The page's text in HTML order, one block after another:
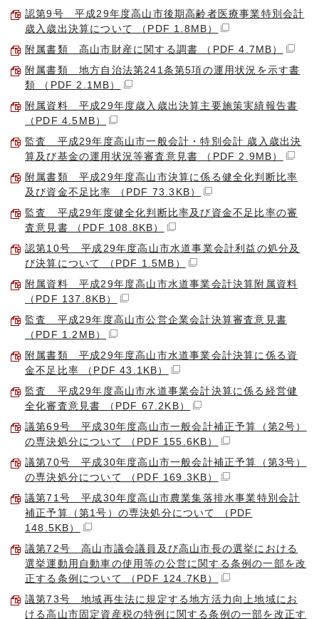
認第9号 平成29年度高山市後期高齢者医療事業特別会計
歳入歳出決算について （PDF 1.8MB）
附属書類 高山市財産に関する調書 （PDF 4.7MB）
附属書類 地方自治法第241条第5項の運用状況を示す書
類 （PDF 2.1MB）
附属資料 平成29年度歳入歳出決算主要施策実績報告書
（PDF 4.5MB）
監査 平成29年度高山市一般会計・特別会計 歳入歳出決
算及び基金の運用状況等審査意見書 （PDF 2.9MB）
附属書類 平成29年度高山市決算に係る健全化判断比率
及び資金不足比率 （PDF 73.3KB）
監査 平成29年度健全化判断比率及び資金不足比率の審
査意見書 （PDF 108.8KB）
認第10号 平成29年度高山市水道事業会計利益の処分及
び決算について （PDF 1.5MB）
附属資料 平成29年度高山市水道事業会計決算附属資料
（PDF 137.8KB）
監査 平成29年度高山市公営企業会計決算審査意見書
（PDF 1.2MB）
附属書類 平成29年度高山市水道事業会計決算に係る資
金不足比率 （PDF 43.1KB）
監査 平成29年度高山市水道事業会計決算に係る経営健
全化審査意見書 （PDF 67.2KB）
議第69号 平成30年度高山市一般会計補正予算（第2号）
の専決処分について （PDF 155.6KB）
議第70号 平成30年度高山市一般会計補正予算（第3号）
の専決処分について （PDF 169.3KB）
議第71号 平成30年度高山市農業集落排水事業特別会計
補正予算（第1号）の専決処分について （PDF
148.5KB）
議第72号 高山市議会議員及び高山市長の選挙における
選挙運動用自動車の使用等の公営に関する条例の一部を改
正する条例について （PDF 124.7KB）
議第73号 地域再生法に規定する地方活力向上地域にお
ける高山市固定資産税の特例に関する条例の一部を改正す